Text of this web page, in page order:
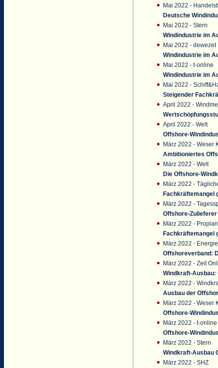
Mai 2022 -
Deutsche
Mai 2022 - Stern
Windindustrie im
Mai 2022 - dewezet
Windindustrie im
Mai 2022 - t-online
Windindustrie im
Mai 2022 -
Steigender
April 2022 -
April 2022 - Welt
Offshore-
März 2022 - Weser
Ambitioniertes
März 2022 - Welt
Die Offshore-
März 2022 -
Fachkräftemangel
März 2022 -
Offshore-
März 2022 -
Fachkräftemangel
März 2022 -
Offshoreverband:
März 2022 - Zeit
Windkraft-Ausbau:
März 2022 -
Ausbau der
März 2022 - Weser
Offshore-
März 2022 - t-online
Offshore-
März 2022 - Stern
Windkraft-Ausbau
März 2022 - SHZ